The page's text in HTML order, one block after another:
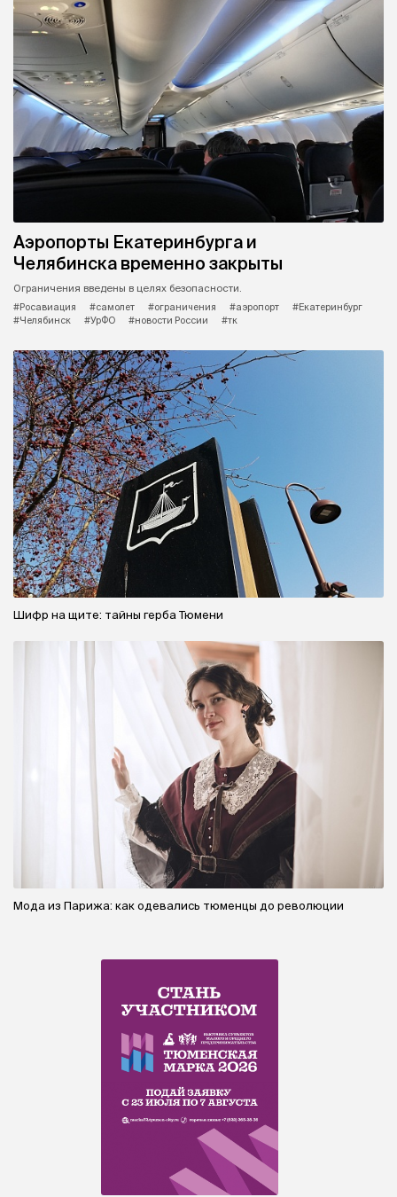
Аэропорты Екатеринбурга и
Челябинска временно закрыты
Ограничения введены в целях безопасности.
#Росавиация
#самолет #ограничения #аэропорт
#Екатеринбург
#Челябинск
#УрФО #новости России #тк
Шифр на щите: тайны герба Тюмени
Мода из Парижа: как одевались тюменцы до революции